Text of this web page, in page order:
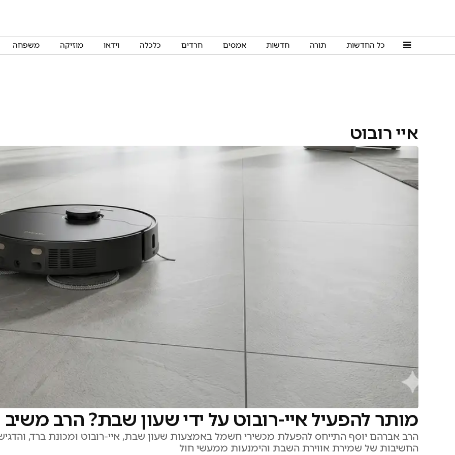
כל החדשות תורה חדשות אמסים חרדים כלכלה וידאו מוזיקה משפחה
איי רובוט
מותר להפעיל איי-רובוט על ידי שעון שבת? הרב משיב
הרב אברהם יוסף התייחס להפעלת מכשירי חשמל באמצעות שעון שבת, איי-רובוט ומכונת ברד,
החשיבות של שמירת אווירת השבת והימנעות ממעשי חול